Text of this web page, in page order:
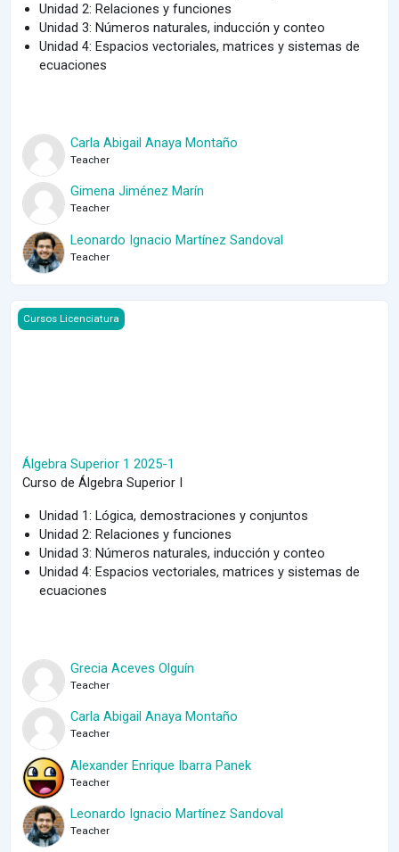
Unidad 2: Relaciones y funciones
Unidad 3: Números naturales, inducción y conteo
Unidad 4: Espacios vectoriales, matrices y sistemas de
ecuaciones
Carla Abigail Anaya Montaño
Teacher
Gimena Jiménez Marín
Teacher
Leonardo Ignacio Martínez Sandoval
Teacher
Course image Álgebra Superior 1 2025-1
Cursos Licenciatura
Álgebra Superior 1 2025-1
Curso de Álgebra Superior I
Unidad 1: Lógica, demostraciones y conjuntos
Unidad 2: Relaciones y funciones
Unidad 3: Números naturales, inducción y conteo
Unidad 4: Espacios vectoriales, matrices y sistemas de
ecuaciones
Grecia Aceves Olguín
Teacher
Carla Abigail Anaya Montaño
Teacher
Alexander Enrique Ibarra Panek
Teacher
Leonardo Ignacio Martínez Sandoval
Teacher